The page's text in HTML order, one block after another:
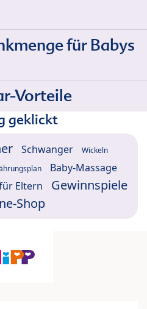
für Babys
Vorteile
geklickt
Schwanger Wickeln
Baby-Massage
Eltern
Gewinnspiele
Shop